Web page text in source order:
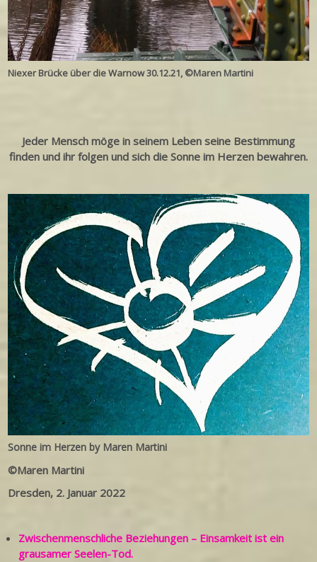
Niexer Brücke über die Warnow 30.12.21, ©Maren Martini
Jeder Mensch möge in seinem Leben seine Bestimmung
finden und ihr folgen und sich die Sonne im Herzen bewahren.
Sonne im Herzen by Maren Martini
©Maren Martini
Dresden, 2. Januar 2022
Zwischenmenschliche Beziehungen – Einsamkeit ist ein
grausamer Seelen-Tod.